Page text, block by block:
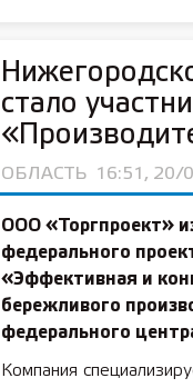
стало
ОБЛАСТЬ 16:51, 20/
ООО «Торгпроект»
федерального
«Эффективная и
бережливого
федерального
Компания